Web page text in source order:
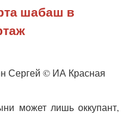
шабаш в
может лишь оккупант,